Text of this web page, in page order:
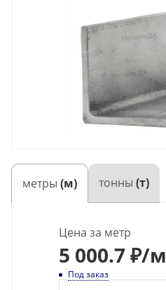
метры (м) тонны (т)
Цена за метр
5 000.7 ₽/м
Под заказ